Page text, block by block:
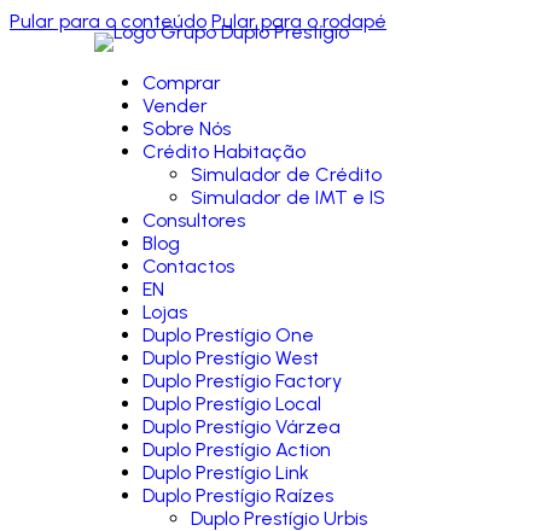
Pular para o conteúdo Pular para o rodapé
Comprar
Vender
Sobre Nós
Crédito Habitação
Simulador de Crédito
Simulador de IMT e IS
Consultores
Blog
Contactos
EN
Lojas
Duplo Prestígio One
Duplo Prestígio West
Duplo Prestígio Factory
Duplo Prestígio Local
Duplo Prestígio Várzea
Duplo Prestígio Action
Duplo Prestígio Link
Duplo Prestígio Raízes
Duplo Prestígio Urbis